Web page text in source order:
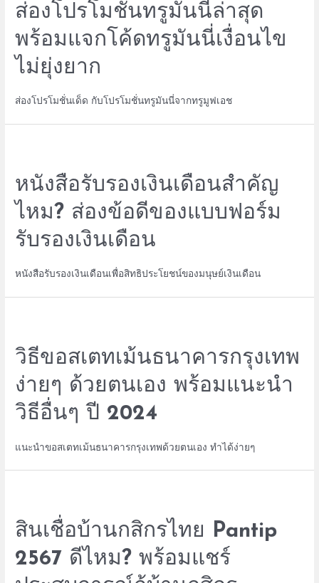
ส่องโปรโมชั่นทรูมันนี่ล่าสุด
พร้อมแจกโค้ดทรูมันนี่เงื่อนไข
ไม่ยุ่งยาก
ส่องโปรโมชั่นเด็ด กับโปรโมชั่นทรูมันนี่จากทรูมูฟเอช
หนังสือรับรองเงินเดือนสำคัญ
ไหม? ส่องข้อดีของแบบฟอร์ม
รับรองเงินเดือน
หนังสือรับรองเงินเดือนเพื่อสิทธิประโยชน์ของมนุษย์เงินเดือน
วิธีขอสเตทเม้นธนาคารกรุงเทพ
ง่ายๆ ด้วยตนเอง พร้อมแนะนำ
วิธีอื่นๆ ปี 2024
แนะนำขอสเตทเม้นธนาคารกรุงเทพด้วยตนเอง ทำได้ง่ายๆ
สินเชื่อบ้านกสิกรไทย Pantip
2567 ดีไหม? พร้อมแชร์